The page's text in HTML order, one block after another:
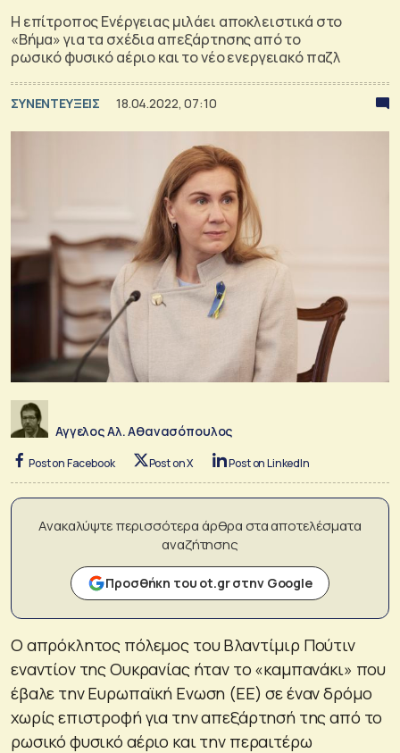
Η επίτροπος Ενέργειας μιλάει αποκλειστικά στο
«Βήμα» για τα σχέδια απεξάρτησης από το
ρωσικό φυσικό αέριο και το νέο ενεργειακό παζλ
ΣΥΝΕΝΤΕΥΞΕΙΣ 18.04.2022, 07:10
Αγγελος Αλ. Αθανασόπουλος
Post on Facebook Post on X Post on LinkedIn
Ανακαλύψτε περισσότερα άρθρα στα αποτελέσματα
αναζήτησης
Προσθήκη του ot.gr στην Google
Ο απρόκλητος πόλεμος του Βλαντίμιρ Πούτιν
εναντίον της Ουκρανίας ήταν το «καμπανάκι» που
έβαλε την Ευρωπαϊκή Ενωση (ΕΕ) σε έναν δρόμο
χωρίς επιστροφή για την απεξάρτησή της από το
ρωσικό φυσικό αέριο και την περαιτέρω